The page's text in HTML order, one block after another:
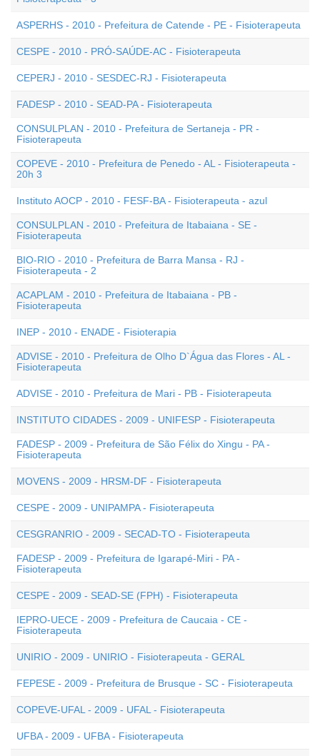
ASPERHS - 2010 - Prefeitura de Catende - PE - Fisioterapeuta
CESPE - 2010 - PRÓ-SAÚDE-AC - Fisioterapeuta
CEPERJ - 2010 - SESDEC-RJ - Fisioterapeuta
FADESP - 2010 - SEAD-PA - Fisioterapeuta
CONSULPLAN - 2010 - Prefeitura de Sertaneja - PR -
Fisioterapeuta
COPEVE - 2010 - Prefeitura de Penedo - AL - Fisioterapeuta -
20h 3
Instituto AOCP - 2010 - FESF-BA - Fisioterapeuta - azul
CONSULPLAN - 2010 - Prefeitura de Itabaiana - SE -
Fisioterapeuta
BIO-RIO - 2010 - Prefeitura de Barra Mansa - RJ -
Fisioterapeuta - 2
ACAPLAM - 2010 - Prefeitura de Itabaiana - PB -
Fisioterapeuta
INEP - 2010 - ENADE - Fisioterapia
ADVISE - 2010 - Prefeitura de Olho D`Água das Flores - AL -
Fisioterapeuta
ADVISE - 2010 - Prefeitura de Mari - PB - Fisioterapeuta
INSTITUTO CIDADES - 2009 - UNIFESP - Fisioterapeuta
FADESP - 2009 - Prefeitura de São Félix do Xingu - PA -
Fisioterapeuta
MOVENS - 2009 - HRSM-DF - Fisioterapeuta
CESPE - 2009 - UNIPAMPA - Fisioterapeuta
CESGRANRIO - 2009 - SECAD-TO - Fisioterapeuta
FADESP - 2009 - Prefeitura de Igarapé-Miri - PA -
Fisioterapeuta
CESPE - 2009 - SEAD-SE (FPH) - Fisioterapeuta
IEPRO-UECE - 2009 - Prefeitura de Caucaia - CE -
Fisioterapeuta
UNIRIO - 2009 - UNIRIO - Fisioterapeuta - GERAL
FEPESE - 2009 - Prefeitura de Brusque - SC - Fisioterapeuta
COPEVE-UFAL - 2009 - UFAL - Fisioterapeuta
UFBA - 2009 - UFBA - Fisioterapeuta